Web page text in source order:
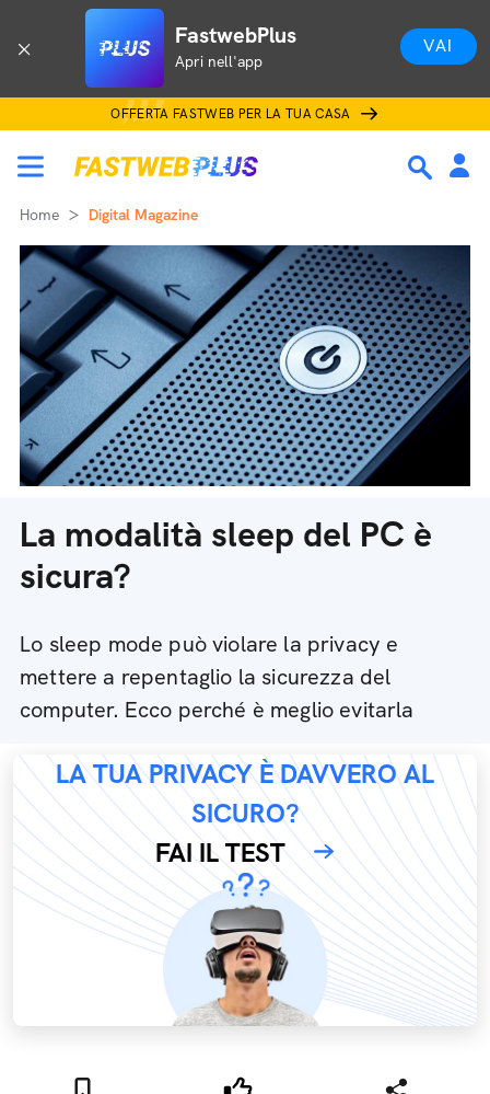
FastwebPlus
Apri nell'app
VAI
OFFERTA FASTWEB PER LA TUA CASA
Home Digital Magazine
La modalità sleep del PC è
sicura?
Lo sleep mode può violare la privacy e
mettere a repentaglio la sicurezza del
computer. Ecco perché è meglio evitarla
LA TUA PRIVACY È DAVVERO AL
SICURO?
FAI IL TEST